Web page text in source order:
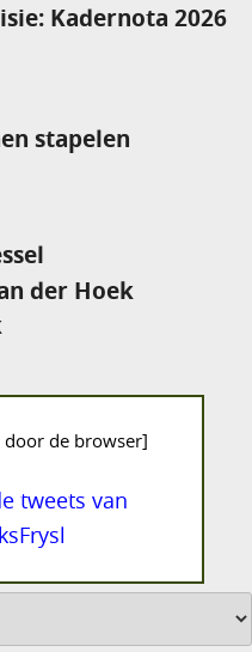
Kadernota 2026
stapelen
der Hoek
de browser]
tweets van